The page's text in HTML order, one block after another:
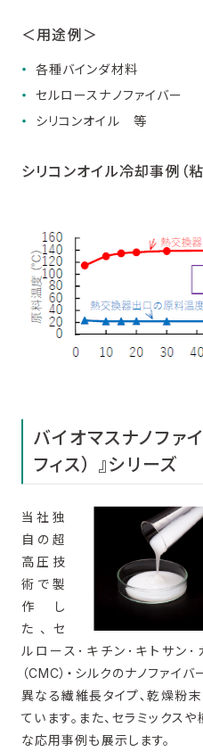
＜用途例＞
各種バインダ材料
セルロースナノファイバー
シリコンオイル 等
シリコンオイル冷却事例（
バイオマスナノファ
フィス） 』シリーズ
当社独
自の超
高圧技
術で製
作し
た、セ
ルロース･キチン･キトサン･
（CMC）・シルクのナノファイバ
異なる繊維⾧タイプ､乾燥粉末
ています。また、セラミックス
な応用事例も展示します。